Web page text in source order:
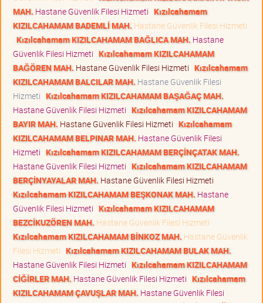
MAH. Hastane Güvenlik Filesi Hizmeti Kızılcahamam
KIZILCAHAMAM BADEMLİ MAH. Hastane Güvenlik Filesi Hizmeti
Kızılcahamam KIZILCAHAMAM BAĞLICA MAH. Hastane
Güvenlik Filesi Hizmeti Kızılcahamam KIZILCAHAMAM
BAĞÖREN MAH. Hastane Güvenlik Filesi Hizmeti Kızılcahamam
KIZILCAHAMAM BALCILAR MAH. Hastane Güvenlik Filesi
Hizmeti Kızılcahamam KIZILCAHAMAM BAŞAĞAÇ MAH.
Hastane Güvenlik Filesi Hizmeti Kızılcahamam KIZILCAHAMAM
BAYIR MAH. Hastane Güvenlik Filesi Hizmeti Kızılcahamam
KIZILCAHAMAM BELPINAR MAH. Hastane Güvenlik Filesi
Hizmeti Kızılcahamam KIZILCAHAMAM BERÇİNÇATAK MAH.
Hastane Güvenlik Filesi Hizmeti Kızılcahamam KIZILCAHAMAM
BERÇİNYAYALAR MAH. Hastane Güvenlik Filesi Hizmeti
Kızılcahamam KIZILCAHAMAM BEŞKONAK MAH. Hastane
Güvenlik Filesi Hizmeti Kızılcahamam KIZILCAHAMAM
BEZCİKUZÖREN MAH. Hastane Güvenlik Filesi Hizmeti
Kızılcahamam KIZILCAHAMAM BİNKOZ MAH. Hastane Güvenlik
Filesi Hizmeti Kızılcahamam KIZILCAHAMAM BULAK MAH.
Hastane Güvenlik Filesi Hizmeti Kızılcahamam KIZILCAHAMAM
CİĞİRLER MAH. Hastane Güvenlik Filesi Hizmeti Kızılcahamam
KIZILCAHAMAM ÇAVUŞLAR MAH. Hastane Güvenlik Filesi